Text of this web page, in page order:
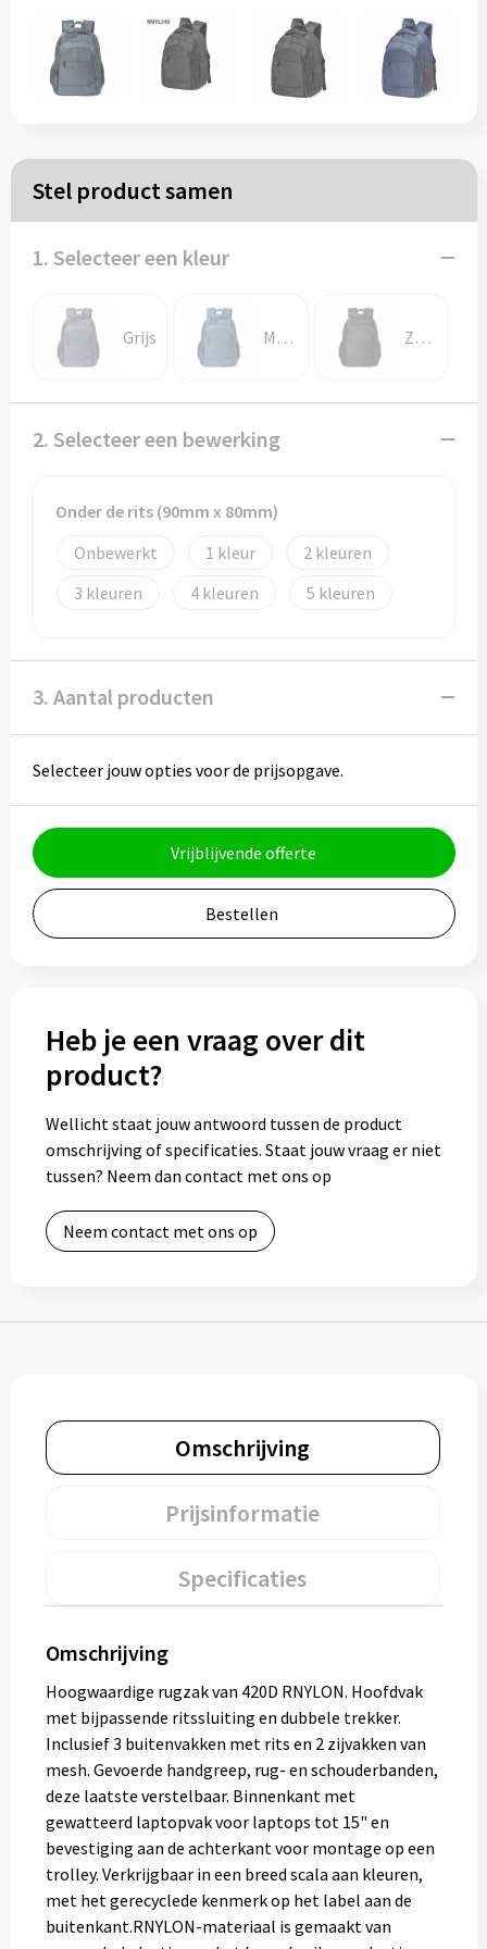
Papieren tassen
Reistassen
Rugzakken
Schoudertassen
Koeltassen
Balpennen
Markeerstiften
Geschenksets
Merken
Notaboekjes
Zelfklevende memo's
Mappen
Drinkbekers
Thermosflessen
Thermosbekers
Glazen
Snoep
Klassieke paraplu's
Opvouwbare paraplu's
Divers
Technologie
Vrije tijd
Stel product samen
1. Selecteer een kleur
Grijs Marine blauw Zwart
2. Selecteer een bewerking
Onder de rits (90mm x 80mm)
Onbewerkt
1
2
3
4 5
3. Aantal producten
Selecteer jouw opties voor de prijsopgave.
Vrijblijvende offerte
Bestellen
Heb je een vraag over dit
product?
Wellicht staat jouw antwoord tussen de product
omschrijving of specificaties. Staat jouw vraag er niet
tussen? Neem dan contact met ons op
Neem contact met ons op
Omschrijving
Prijsinformatie
Specificaties
Omschrijving
Hoogwaardige rugzak van 420D RNYLON. Hoofdvak
met bijpassende ritssluiting en dubbele trekker.
Inclusief 3 buitenvakken met rits en 2 zijvakken van
mesh. Gevoerde handgreep, rug- en schouderbanden,
deze laatste verstelbaar. Binnenkant met
gewatteerd laptopvak voor laptops tot 15" en
bevestiging aan de achterkant voor montage op een
trolley. Verkrijgbaar in een breed scala aan kleuren,
met het gerecyclede kenmerk op het label aan de
buitenkant.RNYLON-materiaal is gemaakt van